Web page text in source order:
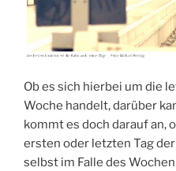
Ob es sich hierbei um die
Woche handelt, darüber
kommt es doch darauf an,
ersten oder letzten Tag der
selbst im Falle des